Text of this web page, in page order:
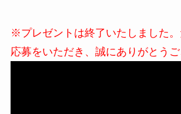
※プレゼントは終了いたしました
応募をいただき、誠にありがとうご